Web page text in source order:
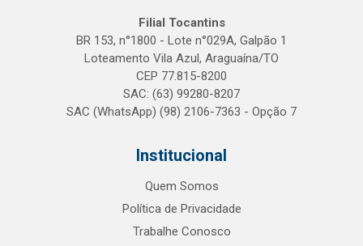
Filial Tocantins
BR 153, n°1800 - Lote n°029A, Galpão 1
Loteamento Vila Azul, Araguaína/TO
CEP 77.815-8200
SAC: (63) 99280-8207
SAC (WhatsApp) (98) 2106-7363 - Opção 7
Institucional
Quem Somos
Política de Privacidade
Trabalhe Conosco